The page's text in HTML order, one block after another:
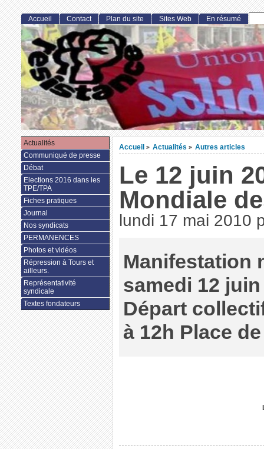
Accueil > Actualités > Autres articles
Le 12 juin
Mondiale
lundi 17 mai 2010
Manifestation
samedi 12 juin
Départ
à 12h Place
Accueil Contact Plan du site Sites Web En résumé
Actualités
Communiqué de presse
Débat
Elections 2016 dans les
TPE/TPA
Fiches pratiques
Journal
Nos syndicats
PERMANENCES
Photos et vidéos
Répression à Tours et
ailleurs.
Représentativité
syndicale
Textes fondateurs